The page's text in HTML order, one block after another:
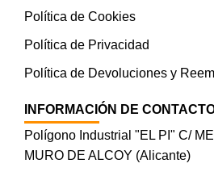
Política de Cookies
Política de Privacidad
Política de Devoluciones y
INFORMACIÓN DE
Polígono Industrial "EL PI" C/
MURO DE ALCOY (Alicante)